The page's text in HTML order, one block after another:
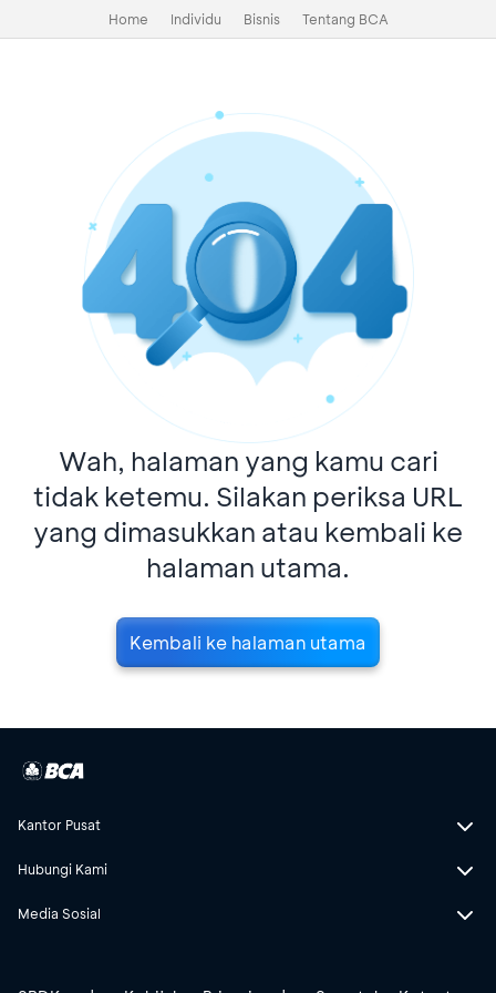
Home Individu Bisnis Tentang BCA
Wah, halaman yang kamu cari
tidak ketemu. Silakan periksa URL
yang dimasukkan atau kembali ke
halaman utama.
Kembali ke halaman utama
Kantor Pusat
Hubungi Kami
Media Sosial